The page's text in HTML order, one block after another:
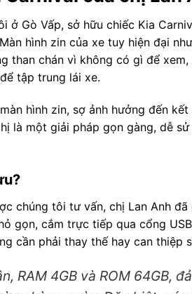
ở Gò Vấp, sở hữu chiếc Kia
hình zin của xe tuy hiện đại
than chán vì không có gì để
tập trung lái xe.
hình zin, sợ ảnh hưởng đến
là một giải pháp gọn gàng, dễ
chúng tôi tư vấn, chị Lan Anh
gọn, cắm trực tiếp qua cổng
cần phải thay thế hay can thiệp
RAM 4GB và ROM 64GB,